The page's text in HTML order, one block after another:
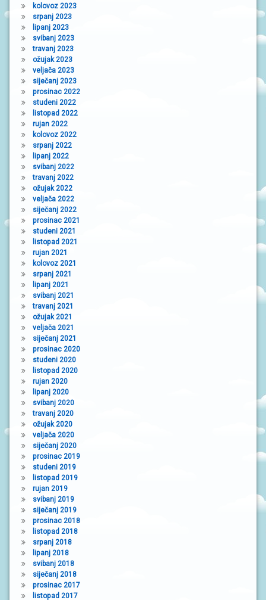
kolovoz 2023
srpanj 2023
lipanj 2023
svibanj 2023
travanj 2023
ožujak 2023
veljača 2023
siječanj 2023
prosinac 2022
studeni 2022
listopad 2022
rujan 2022
kolovoz 2022
srpanj 2022
lipanj 2022
svibanj 2022
travanj 2022
ožujak 2022
veljača 2022
siječanj 2022
prosinac 2021
studeni 2021
listopad 2021
rujan 2021
kolovoz 2021
srpanj 2021
lipanj 2021
svibanj 2021
travanj 2021
ožujak 2021
veljača 2021
siječanj 2021
prosinac 2020
studeni 2020
listopad 2020
rujan 2020
lipanj 2020
svibanj 2020
travanj 2020
ožujak 2020
veljača 2020
siječanj 2020
prosinac 2019
studeni 2019
listopad 2019
rujan 2019
svibanj 2019
siječanj 2019
prosinac 2018
listopad 2018
srpanj 2018
lipanj 2018
svibanj 2018
siječanj 2018
prosinac 2017
listopad 2017